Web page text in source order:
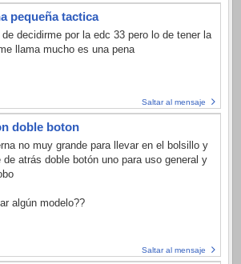
pequeña tactica
decidirme por la edc 33 pero lo de tener la
llama mucho es una pena
Saltar al mensaje
doble boton
no muy grande para llevar en el bolsillo y
atrás doble botón uno para uso general y
algún modelo??
Saltar al mensaje